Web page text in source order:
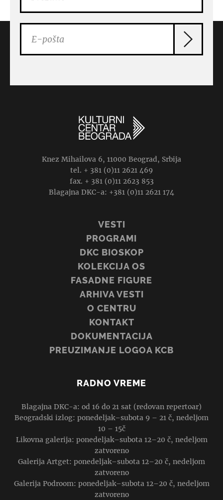
Knez Mihailova 6, 11000 Beograd, Srbija
tel. + 381 (0)11 2621 469
fax. + 381 (0)11 2623 853
Blagajna DKC-a: +381 (0)11 2621 174
VESTI
PROGRAMI
DKC BIOSKOP
KOLEKCIJA OS
FASADNE FIGURE
ARHIVA VESTI
O CENTRU
KONTAKT
DOKUMENTACIJA
PREUZIMANJE LOGOA KCB
RADNO VREME
Blagajna DKC-a: od 16 do 21 sat (redovan repertoar)
Beogradski izlog: ponedeljak–subota 9 – 21 č, nedeljom
10 – 15č
Likovna galerija: ponedeljak–subota 12–20 č, nedeljom
zatvoreno
Galerija Artget: ponedeljak–subota 12–20 č, nedeljom
zatvoreno
Galerija Podroom: ponedeljak–subota 12–20 č, nedeljom
zatvoreno